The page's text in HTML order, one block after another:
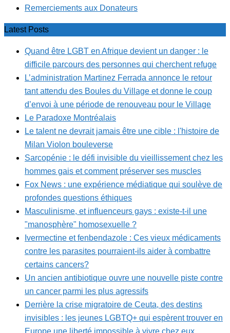
Remerciements aux Donateurs
Latest Posts
Quand être LGBT en Afrique devient un danger : le
difficile parcours des personnes qui cherchent refuge
L’administration Martinez Ferrada annonce le retour
tant attendu des Boules du Village et donne le coup
d’envoi à une période de renouveau pour le Village
Le Paradoxe Montréalais
Le talent ne devrait jamais être une cible : l'histoire de
Milan Violon bouleverse
Sarcopénie : le défi invisible du vieillissement chez les
hommes gais et comment préserver ses muscles
Fox News : une expérience médiatique qui soulève de
profondes questions éthiques
Masculinisme, et influenceurs gays : existe-t-il une
"manosphère" homosexuelle ?
Ivermectine et fenbendazole : Ces vieux médicaments
contre les parasites pourraient-ils aider à combattre
certains cancers?
Un ancien antibiotique ouvre une nouvelle piste contre
un cancer parmi les plus agressifs
Derrière la crise migratoire de Ceuta, des destins
invisibles : les jeunes LGBTQ+ qui espèrent trouver en